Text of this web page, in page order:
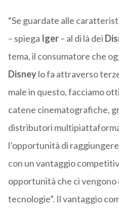
“Se guardate alle
– spiega Iger– al di là dei
tema, il consumatore che
Disneylo fa attraverso
male in questo, facciamo
catene cinematografiche,
distributori
l’opportunità di
con un vantaggio
opportunità che ci
tecnologie”. Il vantaggio